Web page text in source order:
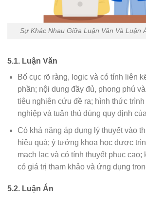
Sự Khác Nhau Giữa Luận Văn Và Luận
5.1. Luận Văn
Bố cục rõ ràng, logic và có tính liên
phần; nội dung đầy đủ, phong phú
tiêu nghiên cứu đề ra; hình thức
nghiệp và tuân thủ đúng quy định
Có khả năng áp dụng lý thuyết vào
hiệu quả; ý tưởng khoa học được
mạch lạc và có tính thuyết phục cao;
có giá trị tham khảo và ứng dụng
5.2. Luận Án